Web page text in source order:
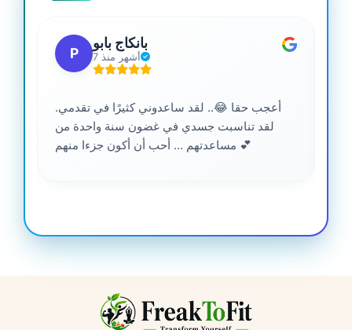
P
بانكاج بابو
7 أشهر منذ
أعجب حقا 😂.. لقد ساعدوني كثيرًا في تقدمي.
لقد تناسبت جسدي في غضون سنة واحدة من
مساعدتهم ... أحب أن أكون جزءا منهم 💕